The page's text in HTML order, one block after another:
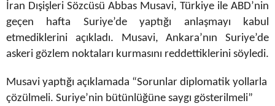
İran Dışişleri Sözcüsü Abbas Musavi, Türkiye ile ABD’nin
geçen hafta Suriye’de yaptığı anlaşmayı kabul
etmediklerini açıkladı. Musavi, Ankara’nın Suriye’de
askeri gözlem noktaları kurmasını reddettiklerini söyledi.
Musavi yaptığı açıklamada “Sorunlar diplomatik yollarla
çözülmeli. Suriye’nin bütünlüğüne saygı gösterilmeli”